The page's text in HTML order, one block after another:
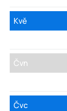
Kvě
Čvn
Čvc